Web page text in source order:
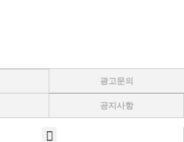
광고문의
공지사항